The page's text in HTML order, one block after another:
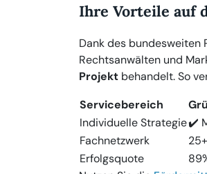
Ihre Vorteile auf
Dank des bundesweiten
Rechtsanwälten und
Projekt behandelt. So
Servicebereich
Individuelle Strategie✔️
Fachnetzwerk
Erfolgsquote